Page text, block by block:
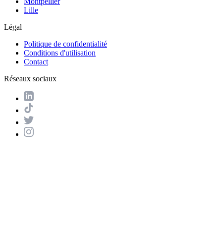
Lille
Légal
Politique de confidentialité
Conditions d'utilisation
Contact
Réseaux sociaux